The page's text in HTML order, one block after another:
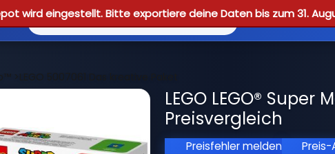
wird eingestellt. Bitte exportiere deine Daten bis zum 31.
Reviews
>LEGO 5007061 Das kreative Paket
LEGO LEGO®
Preisvergleich
Preisfehler melden